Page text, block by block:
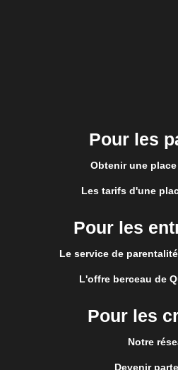
Pour les
Obtenir une
Les tarifs d'une
Pour les
Le service de
L'offre berceau de
Pour les
Notre
Devenir